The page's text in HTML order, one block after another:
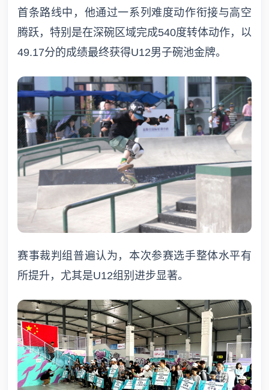
首条路线中，他通过一系列难度动作衔接与高空
腾跃，特别是在深碗区域完成540度转体动作，以
49.17分的成绩最终获得U12男子碗池金牌。
赛事裁判组普遍认为，本次参赛选手整体水平有
所提升，尤其是U12组别进步显著。